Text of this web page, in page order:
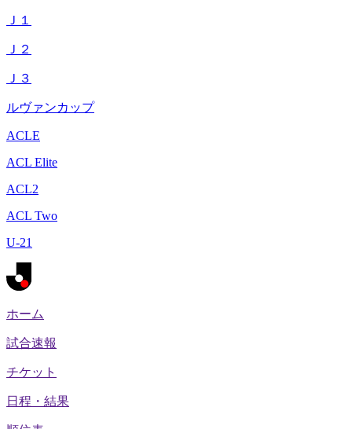
Ｊ１
Ｊ２
Ｊ３
ルヴァンカップ
ACLE
ACL Elite
ACL2
ACL Two
U-21
ホーム
試合速報
チケット
日程・結果